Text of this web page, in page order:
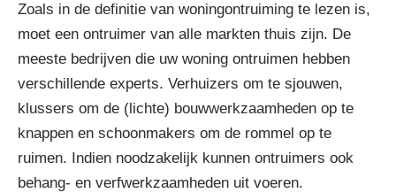
Zoals in de definitie van woningontruiming te lezen is,
moet een ontruimer van alle markten thuis zijn. De
meeste bedrijven die uw woning ontruimen hebben
verschillende experts. Verhuizers om te sjouwen,
klussers om de (lichte) bouwwerkzaamheden op te
knappen en schoonmakers om de rommel op te
ruimen. Indien noodzakelijk kunnen ontruimers ook
behang- en verfwerkzaamheden uit voeren.